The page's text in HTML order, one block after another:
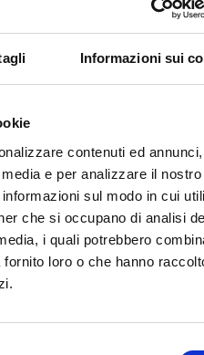
Informazioni sui
contenuti ed
e per analizzare il nostro
sul modo in cui
che si occupano di analisi
i quali potrebbero
loro o che hanno